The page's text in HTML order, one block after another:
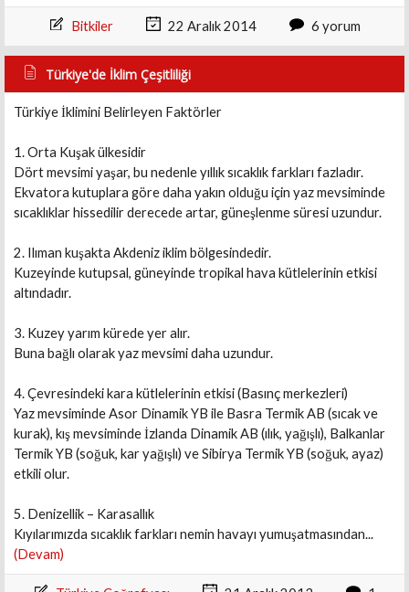
Bitkiler 22 Aralık 2014 6 yorum
Türkiye'de İklim Çeşitliliği
Türkiye İklimini Belirleyen Faktörler
1. Orta Kuşak ülkesidir
Dört mevsimi yaşar, bu nedenle yıllık sıcaklık farkları fazladır.
Ekvatora kutuplara göre daha yakın olduğu için yaz mevsiminde
sıcaklıklar hissedilir derecede artar, güneşlenme süresi uzundur.
2. Ilıman kuşakta Akdeniz iklim bölgesindedir.
Kuzeyinde kutupsal, güneyinde tropikal hava kütlelerinin etkisi
altındadır.
3. Kuzey yarım kürede yer alır.
Buna bağlı olarak yaz mevsimi daha uzundur.
4. Çevresindeki kara kütlelerinin etkisi (Basınç merkezleri)
Yaz mevsiminde Asor Dinamik YB ile Basra Termik AB (sıcak ve
kurak), kış mevsiminde İzlanda Dinamik AB (ılık, yağışlı), Balkanlar
Termik YB (soğuk, kar yağışlı) ve Sibirya Termik YB (soğuk, ayaz)
etkili olur.
5. Denizellik – Karasallık
Kıyılarımızda sıcaklık farkları nemin havayı yumuşatmasından...
(Devam)